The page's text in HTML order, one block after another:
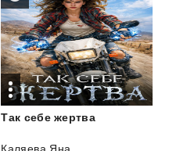
Так себе жертва